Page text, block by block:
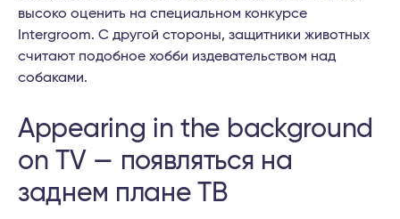
высоко оценить на специальном конкурсе
Intergroom. С другой стороны, защитники животных
считают подобное хобби издевательством над
собаками.
Appearing in the background
on TV — появляться на
заднем плане ТВ